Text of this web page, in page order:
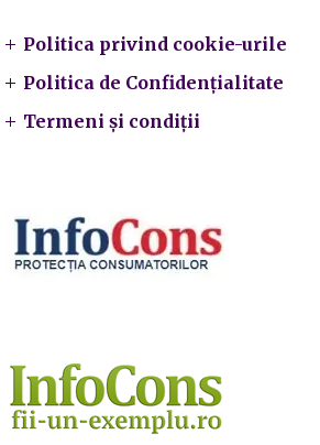
Politica privind cookie-urile
Politica de Confidențialitate
Termeni și condiții